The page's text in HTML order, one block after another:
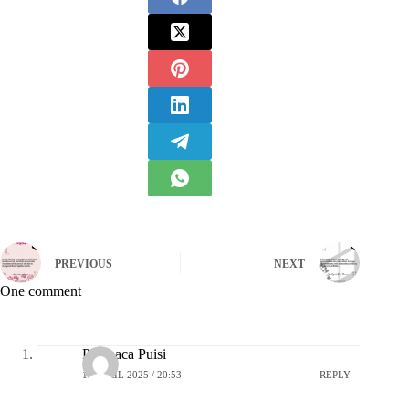
PREVIOUS NEXT
One comment
Pembaca Puisi
16 APRIL 2025 / 20:53 REPLY